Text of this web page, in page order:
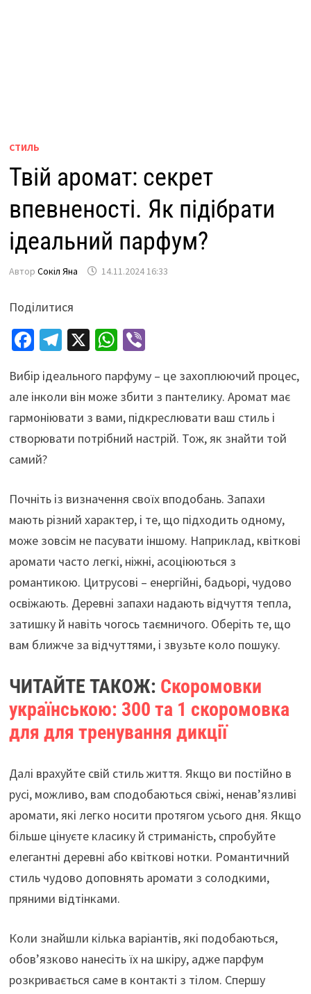
СТИЛЬ
Твій аромат: секрет
впевненості. Як підібрати
ідеальний парфум?
Автор Сокіл Яна 14.11.2024 16:33
Поділитися
Fa
b
o
o
k
Te
gr
a
m
X W
at
sA
p
p
Vi
er
Вибір ідеального парфуму – це захоплюючий процес,
але інколи він може збити з пантелику. Аромат має
гармоніювати з вами, підкреслювати ваш стиль і
створювати потрібний настрій. Тож, як знайти той
самий?
Почніть із визначення своїх вподобань. Запахи
мають різний характер, і те, що підходить одному,
може зовсім не пасувати іншому. Наприклад, квіткові
аромати часто легкі, ніжні, асоціюються з
романтикою. Цитрусові – енергійні, бадьорі, чудово
освіжають. Деревні запахи надають відчуття тепла,
затишку й навіть чогось таємничого. Оберіть те, що
вам ближче за відчуттями, і звузьте коло пошуку.
ЧИТАЙТЕ ТАКОЖ: Скоромовки
українською: 300 та 1 скоромовка
для для тренування дикції
Далі врахуйте свій стиль життя. Якщо ви постійно в
русі, можливо, вам сподобаються свіжі, ненав’язливі
аромати, які легко носити протягом усього дня. Якщо
більше цінуєте класику й стриманість, спробуйте
елегантні деревні або квіткові нотки. Романтичний
стиль чудово доповнять аромати з солодкими,
пряними відтінками.
Коли знайшли кілька варіантів, які подобаються,
обов’язково нанесіть їх на шкіру, адже парфум
розкривається саме в контакті з тілом. Спершу